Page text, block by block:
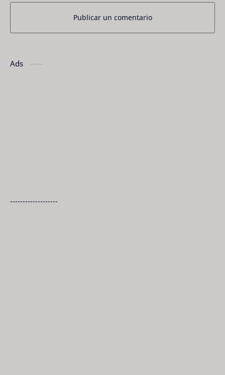
Publicar un comentario
Ads
-------------------